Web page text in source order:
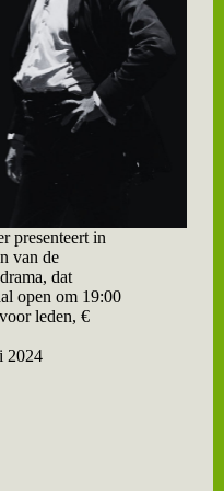
presenteert in
van de
dat
open om 19:00
leden, €
2024